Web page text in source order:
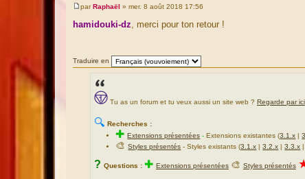
M
s
e
parRaphaël » mer. 8 août 2018 17:56
hamidouki-dz , merci pour ton retour !
Traduire en
Tu as un forum et tu veux aussi un site web ? Regarde par ici
🔍 Recherches :
✚Extensions présentées -Extensions existantes (3.1.x |
🎨Styles présentés - Styles existants (3.1.x |3.2.x |3.3.x
? Questions : ✚ Extensions présentées 🎨 Styles présentés